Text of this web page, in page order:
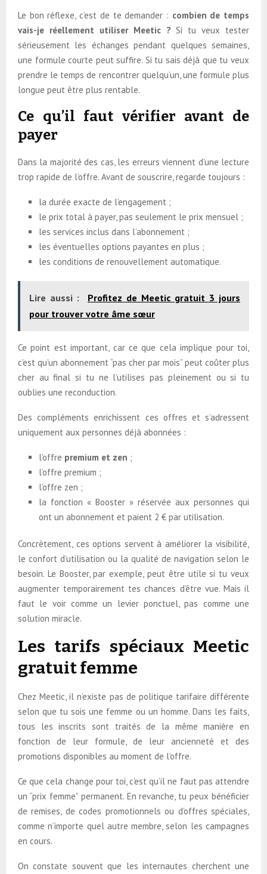
Le bon réflexe, c’est de te demander : combien de temps
vais-je réellement utiliser Meetic ? Si tu veux tester
sérieusement les échanges pendant quelques semaines,
une formule courte peut suffire. Si tu sais déjà que tu veux
prendre le temps de rencontrer quelqu’un, une formule plus
longue peut être plus rentable.
Ce qu’il faut vérifier avant de
payer
Dans la majorité des cas, les erreurs viennent d’une lecture
trop rapide de l’offre. Avant de souscrire, regarde toujours :
la durée exacte de l’engagement ;
le prix total à payer, pas seulement le prix mensuel ;
les services inclus dans l’abonnement ;
les éventuelles options payantes en plus ;
les conditions de renouvellement automatique.
Lire aussi :
Profitez de Meetic gratuit 3 jours
pour trouver votre âme sœur
Ce point est important, car ce que cela implique pour toi,
c’est qu’un abonnement “pas cher par mois” peut coûter plus
cher au final si tu ne l’utilises pas pleinement ou si tu
oublies une reconduction.
Des compléments enrichissent ces offres et s’adressent
uniquement aux personnes déjà abonnées :
l’offre premium et zen ;
l’offre premium ;
l’offre zen ;
la fonction « Booster » réservée aux personnes qui
ont un abonnement et paient 2 € par utilisation.
Concrètement, ces options servent à améliorer la visibilité,
le confort d’utilisation ou la qualité de navigation selon le
besoin. Le Booster, par exemple, peut être utile si tu veux
augmenter temporairement tes chances d’être vue. Mais il
faut le voir comme un levier ponctuel, pas comme une
solution miracle.
Les tarifs spéciaux Meetic
gratuit femme
Chez Meetic, il n’existe pas de politique tarifaire différente
selon que tu sois une femme ou un homme. Dans les faits,
tous les inscrits sont traités de la même manière en
fonction de leur formule, de leur ancienneté et des
promotions disponibles au moment de l’offre.
Ce que cela change pour toi, c’est qu’il ne faut pas attendre
un “prix femme” permanent. En revanche, tu peux bénéficier
de remises, de codes promotionnels ou d’offres spéciales,
comme n’importe quel autre membre, selon les campagnes
en cours.
On constate souvent que les internautes cherchent une